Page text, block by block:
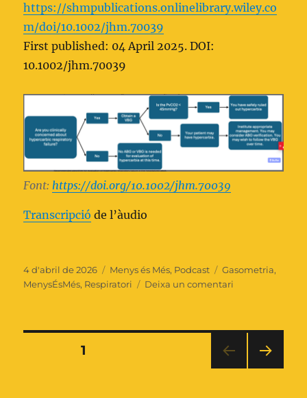
https://shmpublications.onlinelibrary.wiley.co
m/doi/10.1002/jhm.70039
First published: 04 April 2025. DOI:
10.1002/jhm.70039
Font:https://doi.org/10.1002/jhm.70039
Transcripció de l’àudio
Publicat
el
4 d'abril de 2026 Categories
Menys és Més, Podcast Etiquetes
Gasometria,
MenysÉsMés, Respiratori Deixa un comentari
gasometria
arterial
Paginació
PÀGINA1